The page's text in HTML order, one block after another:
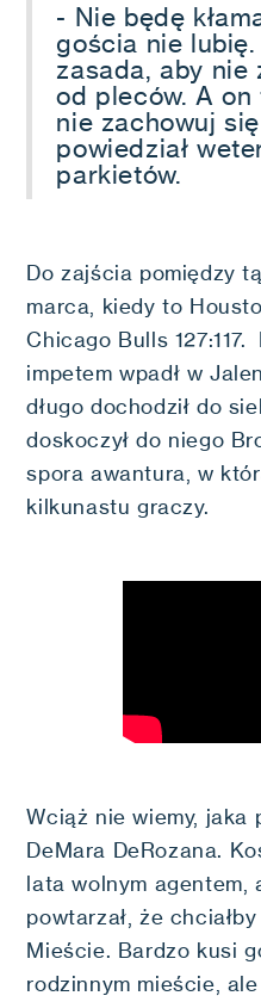
- Nie będę
gościa nie
zasada, aby nie
od pleców. A on
nie zachowuj
powiedział
parkietów.
Do zajścia pomiędzy
marca, kiedy to
Chicago Bulls
impetem wpadł w
długo dochodził do
doskoczył do niego
spora awantura, w
kilkunastu graczy.
Wciąż nie wiemy, jaka
DeMara DeRozana.
lata wolnym agentem,
powtarzał, że
Mieście. Bardzo kusi
rodzinnym mieście,